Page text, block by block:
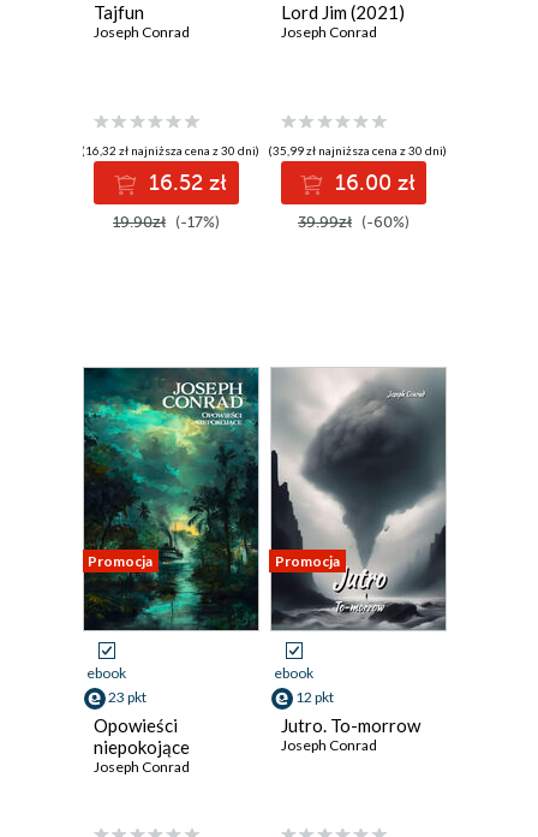
Tajfun
Joseph Conrad
(16,32 zł najniższa cena z 30 dni)
16.52 zł
19.90zł (-17%)
Lord Jim (2021)
Joseph Conrad
(35,99 zł najniższa cena z 30 dni)
16.00 zł
39.99zł (-60%)
Promocja
ebook
23 pkt
Opowieści
niepokojące
Joseph Conrad
Promocja
ebook
12 pkt
Jutro. To-morrow
Joseph Conrad